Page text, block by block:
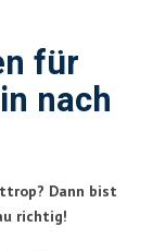
für
nach
Dann bist
richtig!